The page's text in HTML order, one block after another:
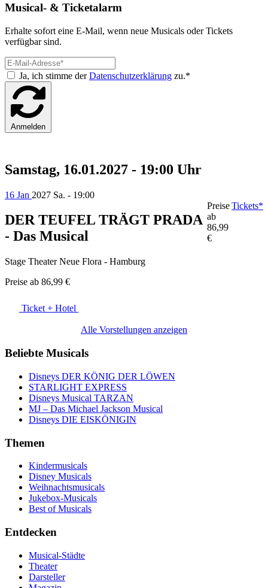
Musical- & Ticketalarm
Erhalte sofort eine E-Mail, wenn neue Musicals oder Tickets
verfügbar sind.
Ja, ich stimme derDatenschutzerklärung zu.*
Anmelden
Samstag, 16.01.2027 - 19:00 Uhr
16 Jan 2027 Sa. - 19:00
DER TEUFEL TRÄGT PRADA
- Das Musical
Stage Theater Neue Flora - Hamburg
Preise ab 86,99 €
Preise
ab
86,99
€
Tickets*
Ticket + Hotel
Alle Vorstellungen anzeigen
Beliebte Musicals
Disneys DER KÖNIG DER LÖWEN
STARLIGHT EXPRESS
Disneys Musical TARZAN
MJ – Das Michael Jackson Musical
Disneys DIE EISKÖNIGIN
Themen
Kindermusicals
Disney Musicals
Weihnachtsmusicals
Jukebox-Musicals
Best of Musicals
Entdecken
Musical-Städte
Theater
Darsteller